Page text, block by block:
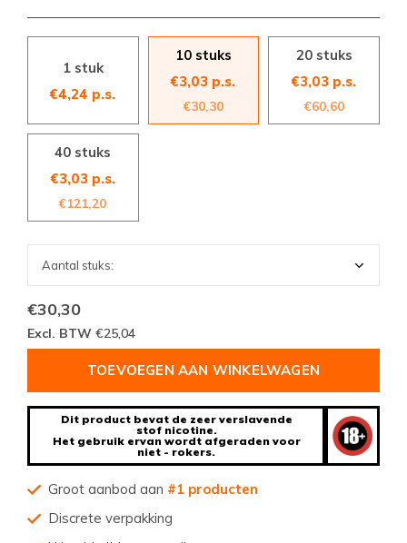
1 stuk
€4,24 p.s.
10 stuks
€3,03 p.s.
€30,30
20 stuks
€3,03 p.s.
€60,60
40 stuks
€3,03 p.s.
€121,20
€30,30
Excl. BTW €25,04
TOEVOEGEN AAN WINKELWAGEN
Dit product bevat de zeer verslavende
stof nicotine.
Het gebruik ervan wordt afgeraden voor
niet - rokers.
Groot aanbod aan #1 producten
Discrete verpakking